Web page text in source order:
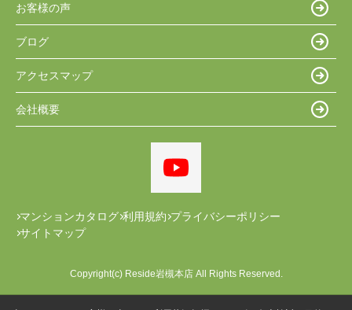
お客様の声
ブログ
アクセスマップ
会社概要
マンションカタログ 利用規約 プライバシーポリシー
サイトマップ
Copyright(c) Reside岩槻本店 All Rights Reserved.